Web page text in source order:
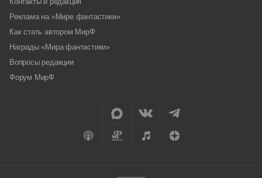
Реклама на «Мире фантастики»
Как стать автором МирФ
Награды «Мира фантастики»
Вопросы редакции
Форум МирФ